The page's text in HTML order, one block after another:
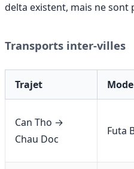
delta existent, mais ne sont
Transports inter-villes
Trajet Mode
Can Tho →
Chau Doc
Futa